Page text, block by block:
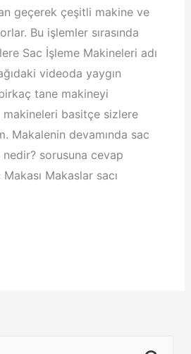
geçerek çeşitli makine ve
Bu işlemler sırasında
Sac İşleme Makineleri adı
videoda yaygın
tane makineyi
basitçe sizlere
Makalenin devamında sac
sorusuna cevap
Makaslar sacı